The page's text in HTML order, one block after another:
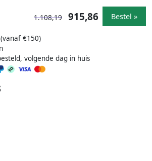
€150)
volgende dag in huis
1.108,19 915,86 Bestel »